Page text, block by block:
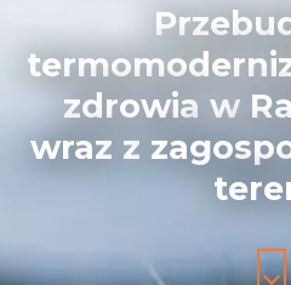
zdrowia w
wraz z